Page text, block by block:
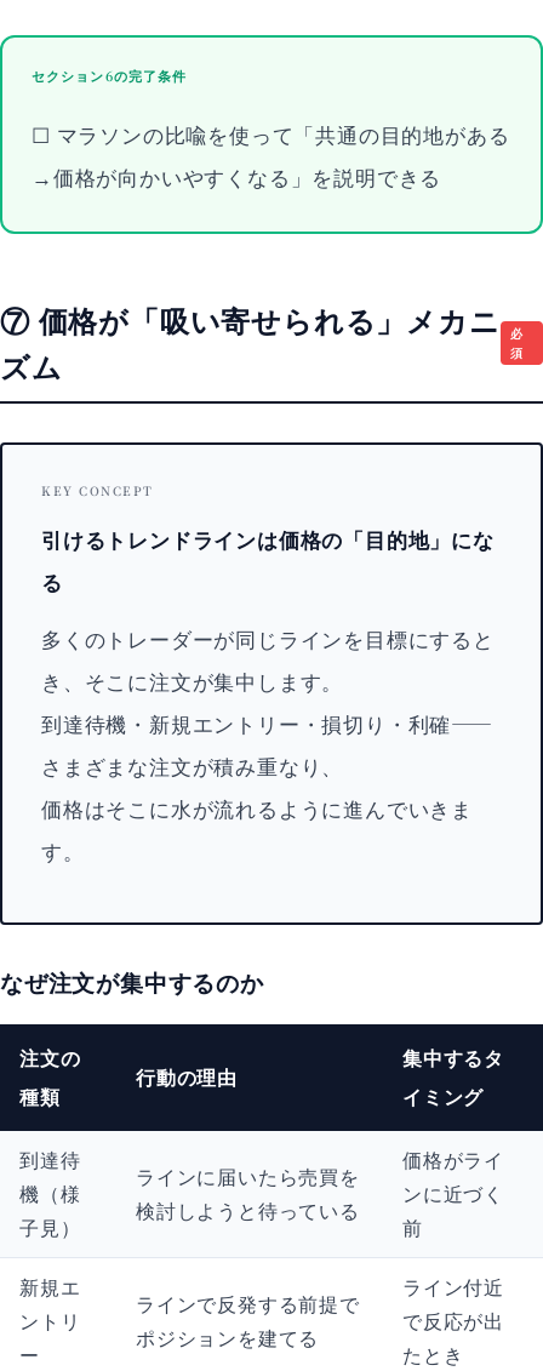
セクション6の完了条件
☐ マラソンの比喩を使って「共通の目的地がある
→価格が向かいやすくなる」を説明できる
⑦ 価格が「吸い寄せられる」メカニ
ズム
必
須
KEY CONCEPT
引けるトレンドラインは価格の「目的地」にな
る
多くのトレーダーが同じラインを目標にすると
き、そこに注文が集中します。
到達待機・新規エントリー・損切り・利確——
さまざまな注文が積み重なり、
価格はそこに水が流れるように進んでいきま
す。
なぜ注文が集中するのか
注文の
種類
行動の理由
集中するタ
イミング
到達待
機（様
子見）
ラインに届いたら売買を
検討しようと待っている
価格がライ
ンに近づく
前
新規エ
ントリ
ー
ラインで反発する前提で
ポジションを建てる
ライン付近
で反応が出
たとき